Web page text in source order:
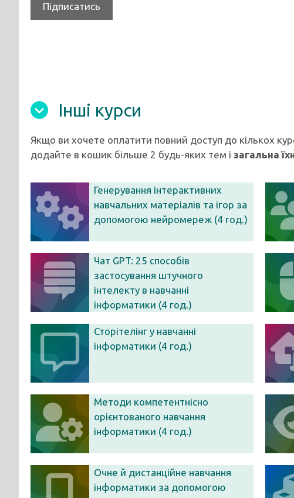
Підписатись
Інші курси
Якщо ви хочете оплатити повний доступ до кількох
додайте в кошик більше 2 будь-яких тем і загальна
Генерування інтерактивних
навчальних матеріалів та ігор за
допомогою нейромереж (4 год.)
Чат GPT: 25 способів
застосування штучного
інтелекту в навчанні
інформатики (4 год.)
Сторітелінг у навчанні
інформатики (4 год.)
Методи компетентнісно
орієнтованого навчання
інформатики (4 год.)
Очне й дистанційне навчання
інформатики за допомогою